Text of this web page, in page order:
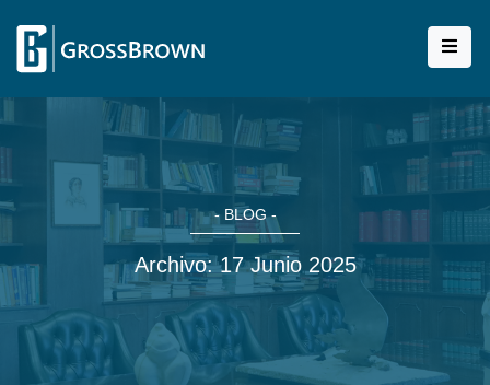
- BLOG -
Archivo: 17 Junio 2025